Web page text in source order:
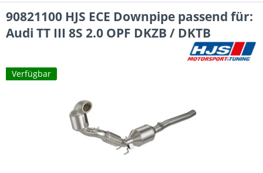
90821100 HJS ECE Downpipe passend für:
Audi TT III 8S 2.0 OPF DKZB / DKTB
Verfügbar